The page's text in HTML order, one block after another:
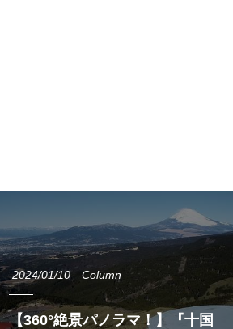
2024/01/10 Column
【360°絶景パノラマ！】『十国